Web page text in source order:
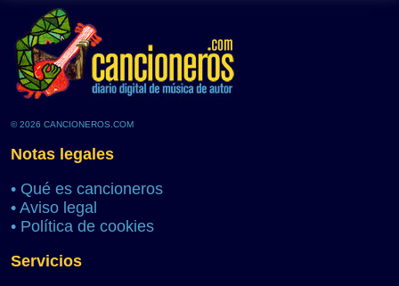
© 2026 CANCIONEROS.COM
Notas legales
• Qué es cancioneros
• Aviso legal
• Política de cookies
Servicios